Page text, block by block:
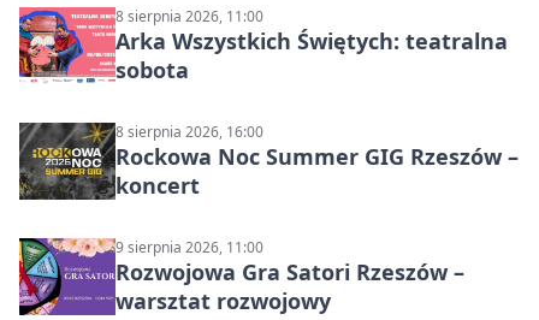
8 sierpnia 2026, 11:00
Arka Wszystkich Świętych: teatralna
sobota
8 sierpnia 2026, 16:00
Rockowa Noc Summer GIG Rzeszów –
koncert
9 sierpnia 2026, 11:00
Rozwojowa Gra Satori Rzeszów –
warsztat rozwojowy